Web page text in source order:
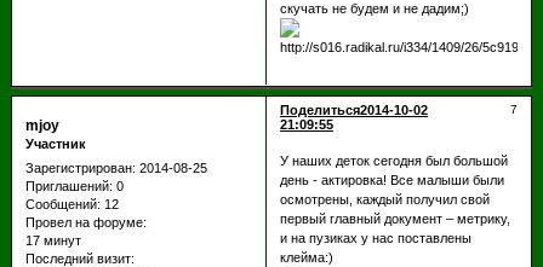
скучать не будем и не дадим;)
Поделиться 7
2014-10-02
21:09:55
mjoy
Участник
Зарегистрирован: 2014-08-25
Приглашений: 0
Сообщений: 12
Провел на форуме:
17 минут
Последний визит:
У наших деток сегодня был большой
день - актировка! Все малыши были
осмотрены, каждый получил свой
первый главный документ – метрику,
и на пузиках у нас поставлены
клейма:)